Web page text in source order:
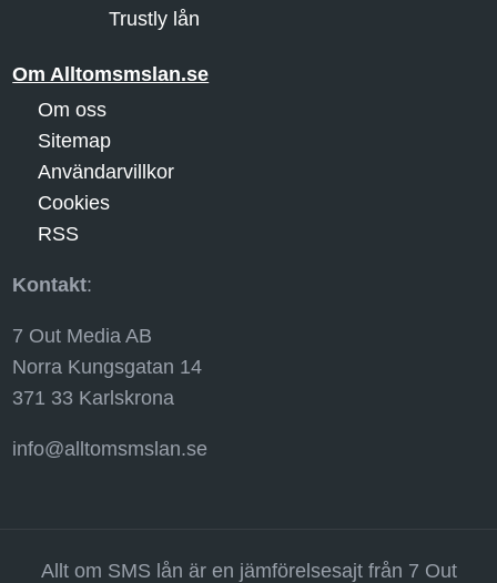
Trustly lån
Om Alltomsmslan.se
Om oss
Sitemap
Användarvillkor
Cookies
RSS
Kontakt:
7 Out Media AB
Norra Kungsgatan 14
371 33 Karlskrona
info@alltomsmslan.se
Allt om SMS lån är en jämförelsesajt från 7 Out